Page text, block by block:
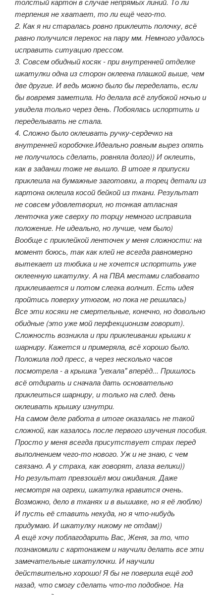
терпения не хватает, то ли ещё чего-то.
2. Как я ни старалась ровно приклеить полочку, всё
равно получился перекос на пару мм. Немного удалось
исправить ситуацию прессом.
3. Совсем обидный косяк - при внутренней отделке
шкатулки одна из сторон оклеена плашкой выше, чем
две другие. И ведь можно было бы переделать, если
бы вовремя заметила. Но делала всё глубокой ночью и
увидела только через день. Побоялась испортить и
переделывать не стала.
4. Сложно было оклеивать ручку-сердечко на
внутренней коробочке.Идеально ровным вырез опять
не получилось сделать, ровняла долго)) И оклеить,
как в задании тоже не вышло. В итоге я припуски
приклеила на бумажные заготовки, а торец детали из
картона оклеила косой бейкой из ткани. Результат
не совсем удовлетворил, но тонкая атласная
ленточка уже сверху по торцу немного исправила
положение. Не идеально, но лучше, чем было)
Вообще с приклейкой ленточек у меня сложности: на
момент боюсь, так как клей не всегда равномерно
вытекает из тюбика и не хочется испортить уже
оклеенную шкатулку. А на ПВА местами слабовато
приклеивается и потом слегка волнит. Есть идея
пройтись поверху утюгом, но пока не решилась)
Все эти косяки не смертельные, конечно, но довольно
обидные (это уже мой перфекционизм говорит).
Сложность возникла и при приклеивании крышки к
шарниру. Кажется и примеряла, всё хорошо было.
Положила под пресс, а через несколько часов
посмотрела - а крышка "уехала" вперёд... Пришлось
всё отдирать и сначала дать основательно
приклеиться шарниру, и только на след. день
оклеивать крышку изнутри.
На самом деле работа в итоге оказалась не такой
сложной, как казалось после первого изучения пособия.
Просто у меня всегда присутствует страх перед
выполнением чего-то нового. Уж и не знаю, с чем
связано. А у страха, как говорят, глаза велики))
Но результат превзошёл мои ожидания. Даже
несмотря на огрехи, шкатулка нравится очень.
Возможно, дело в тканях и в вышивке, но я её люблю)
И пусть её ставить некуда, но я что-нибудь
придумаю. И шкатулку никому не отдам))
А ещё хочу поблагодарить Вас, Женя, за то, что
познакомили с картонажем и научили делать все эти
замечательные шкатулочки. И научили
действительно хорошо! Я бы не поверила ещё год
назад, что смогу сделать что-то подобное. На